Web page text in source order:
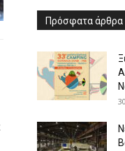
Πρόσφατα άρθρα